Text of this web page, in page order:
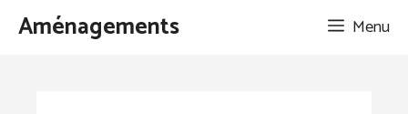
AllerAménagements Menu